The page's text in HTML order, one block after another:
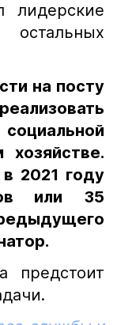
лидерские
на посту
2021 году
или 35
предстоит